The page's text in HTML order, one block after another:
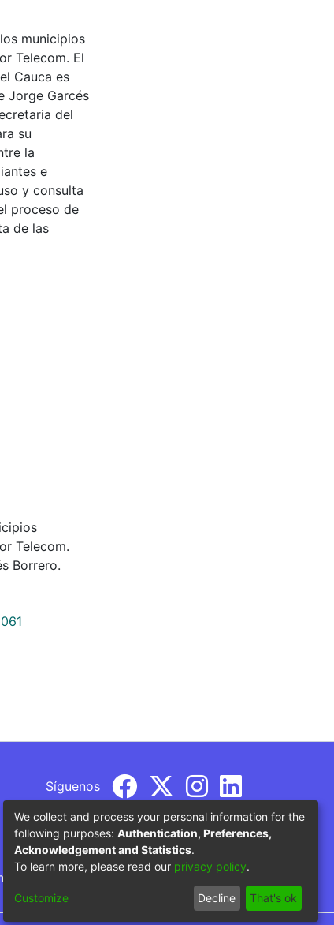
municipios
Telecom. El
Cauca es
Jorge Garcés
del
su
la
e
y consulta
proceso de
de las
Telecom.
Borrero.
Síguenos
por parte del Ministerio de Educación
We collect and process your personal information for the
following purposes: Authentication, Preferences,
Acknowledgement and Statistics.
To learn more, please read our privacy policy.
Customize Decline That's ok